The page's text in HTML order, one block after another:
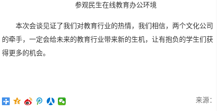
参观民生在线教育办公环境
本次会谈见证了我们对教育行业的热情，我们相信，两个文化公司
的牵手，一定会给未来的教育行业带来新的生机，让有抱负的学生们获
得更多的机会。
来源：